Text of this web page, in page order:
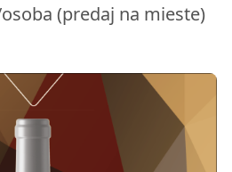
(predaj na mieste)